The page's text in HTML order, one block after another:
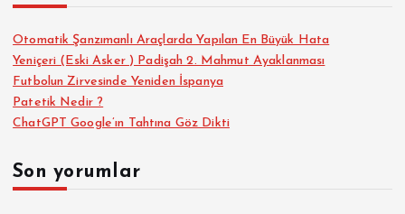
Otomatik Şanzımanlı Araçlarda Yapılan En Büyük Hata
Yeniçeri (Eski Asker ) Padişah 2. Mahmut Ayaklanması
Futbolun Zirvesinde Yeniden İspanya
Patetik Nedir ?
ChatGPT Google’ın Tahtına Göz Dikti
Son yorumlar